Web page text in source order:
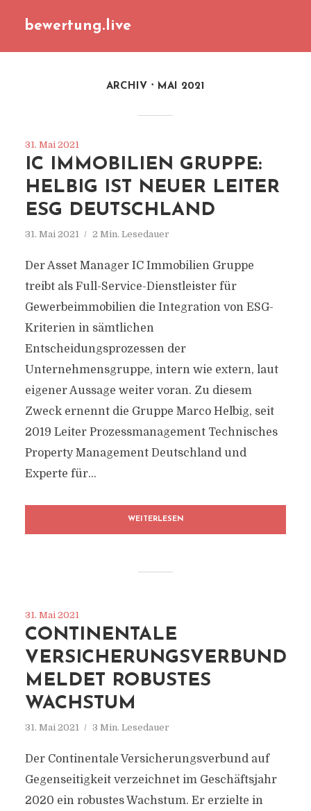
bewertung.live
ARCHIV MAI 2021
31. Mai 2021
IC IMMOBILIEN GRUPPE:
HELBIG IST NEUER LEITER
ESG DEUTSCHLAND
31. Mai 2021 2 Min. Lesedauer
Der Asset Manager IC Immobilien Gruppe
treibt als Full-Service-Dienstleister für
Gewerbeimmobilien die Integration von ESG-
Kriterien in sämtlichen
Entscheidungsprozessen der
Unternehmensgruppe, intern wie extern, laut
eigener Aussage weiter voran. Zu diesem
Zweck ernennt die Gruppe Marco Helbig, seit
2019 Leiter Prozessmanagement Technisches
Property Management Deutschland und
Experte für...
WEITERLESEN
31. Mai 2021
CONTINENTALE
VERSICHERUNGSVERBUND
MELDET ROBUSTES
WACHSTUM
31. Mai 2021 3 Min. Lesedauer
Der Continentale Versicherungsverbund auf
Gegenseitigkeit verzeichnet im Geschäftsjahr
2020 ein robustes Wachstum. Er erzielte in